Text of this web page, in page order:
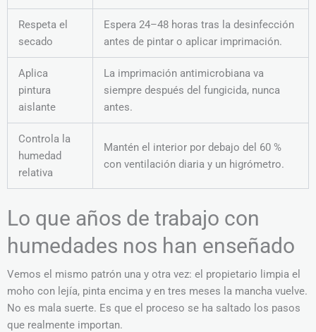
Respeta el
secado
Espera 24–48 horas tras la desinfección
antes de pintar o aplicar imprimación.
Aplica
pintura
aislante
La imprimación antimicrobiana va
siempre después del fungicida, nunca
antes.
Controla la
humedad
relativa
Mantén el interior por debajo del 60 %
con ventilación diaria y un higrómetro.
Lo que años de trabajo con
humedades nos han enseñado
Vemos el mismo patrón una y otra vez: el propietario limpia el
moho con lejía, pinta encima y en tres meses la mancha vuelve.
No es mala suerte. Es que el proceso se ha saltado los pasos
que realmente importan.